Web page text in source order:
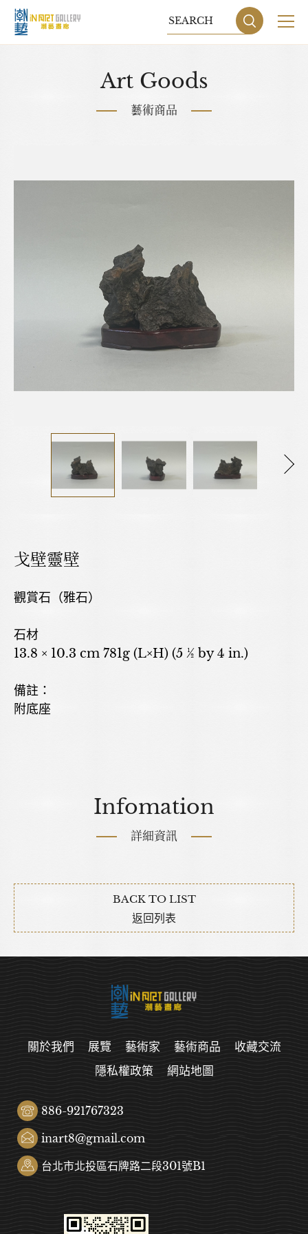
DESIGN
Art Goods
藝術商品
戈壁靈壁
觀賞石（雅石）
石材
13.8 × 10.3 cm 781g (L×H) (5 ½ by 4 in.)
備註：
附底座
Infomation
詳細資訊
BACK TO LIST
返回列表
關於我們 展覽 藝術家 藝術商品
收藏交流
隱私權政策
網站地圖
886-921767323
inart8@gmail.com
台北市北投區石牌路二段301號B1